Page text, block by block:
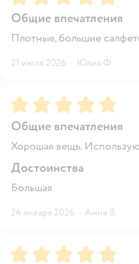
Общие впечатления
Плотные, большие
21 июля 2026 · Юлия Ф.
Рейтинг:5
Общие впечатления
Хорошая вещь.
Достоинства
Большая
24 января 2026 · Анна В.
Рейтинг:5